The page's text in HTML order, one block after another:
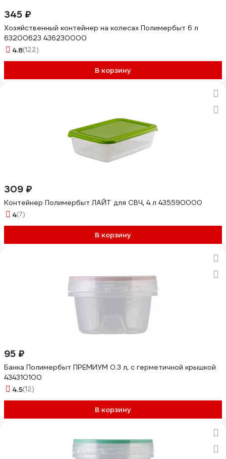
345 ₽
Хозяйственный контейнер на колесах Полимербыт 6 л
63200623 436230000
4.8(122)
В корзину
309 ₽
Контейнер Полимербыт ЛАЙТ для СВЧ, 4 л 435590000
4(7)
В корзину
95 ₽
Банка Полимербыт ПРЕМИУМ 0.3 л, с герметичной крышкой
434310100
4.5(12)
В корзину